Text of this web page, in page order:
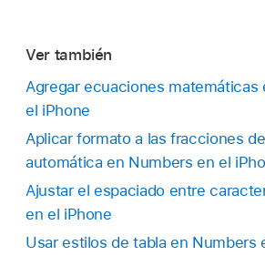
Celda.
Toca una opción de línea base.
Ve a la app Numbers
Abre una hoja de cálculo, toca
superior de la pantalla y
Configuración.
Activa Sufijos numéricos y
la parte superior de la pantalla.
Ver también
Agregar ecuaciones matemáticas
el iPhone
Aplicar formato a las fracciones
automática en Numbers en el
Ajustar el espaciado entre
en el iPhone
Usar estilos de tabla en Numbers